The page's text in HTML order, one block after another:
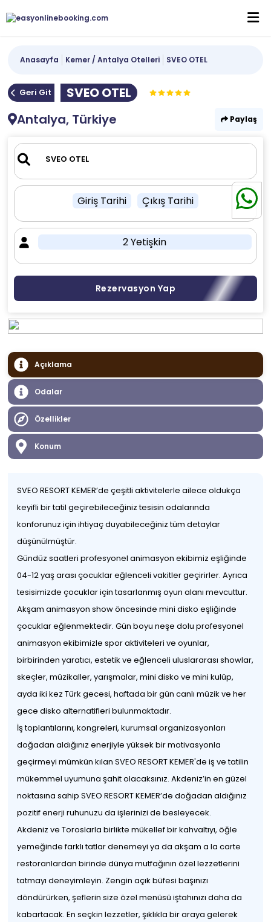
Anasayfa Kemer / Antalya Otelleri SVEO OTEL
Geri Git
SVEO OTEL
Antalya, Türkiye
Paylaş
Giriş Tarihi Çıkış Tarihi
2 Yetişkin
Rezervasyon Yap
Açıklama
Odalar
Özellikler
Konum
SVEO RESORT KEMER’de çeşitli aktivitelerle ailece oldukça
keyifli bir tatil geçirebileceğiniz tesisin odalarında
konforunuz için ihtiyaç duyabileceğiniz tüm detaylar
düşünülmüştür.
Gündüz saatleri profesyonel animasyon ekibimiz eşliğinde
04-12 yaş arası çocuklar eğlenceli vakitler geçirirler. Ayrıca
tesisimizde çocuklar için tasarlanmış oyun alanı mevcuttur.
Akşam animasyon show öncesinde mini disko eşliğinde
çocuklar eğlenmektedir. Gün boyu neşe dolu profesyonel
animasyon ekibimizle spor aktiviteleri ve oyunlar,
birbirinden yaratıcı, estetik ve eğlenceli uluslararası showlar,
skeçler, müzikaller, yarışmalar, mini disko ve mini kulüp,
ayda iki kez Türk gecesi, haftada bir gün canlı müzik ve her
gece disko alternatifleri bulunmaktadır.
İş toplantılarını, kongreleri, kurumsal organizasyonları
doğadan aldığınız enerjiyle yüksek bir motivasyonla
geçirmeyi mümkün kılan SVEO RESORT KEMER'de iş ve tatilin
mükemmel uyumuna şahit olacaksınız. Akdeniz’in en güzel
noktasına sahip SVEO RESORT KEMER’de doğadan aldığınız
pozitif enerji ruhunuzu da işlerinizi de besleyecek.
Akdeniz ve Toroslarla birlikte mükellef bir kahvaltıyı, öğle
yemeğinde farklı tatlar denemeyi ya da akşam a la carte
restoranlardan birinde dünya mutfağının özel lezzetlerini
tatmayı deneyimleyin. Zengin açık büfesi başınızı
döndürürken, şeflerin size özel menüsü iştahınızı daha da
kabartacak. En seçkin lezzetler, şıklıkla bir araya gelerek